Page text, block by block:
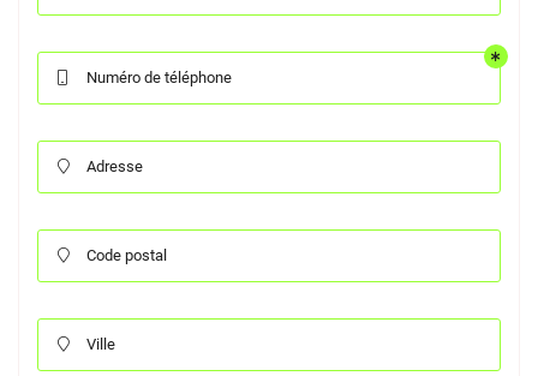
Numéro de téléphone
 Adresse
 Code postal
 Ville